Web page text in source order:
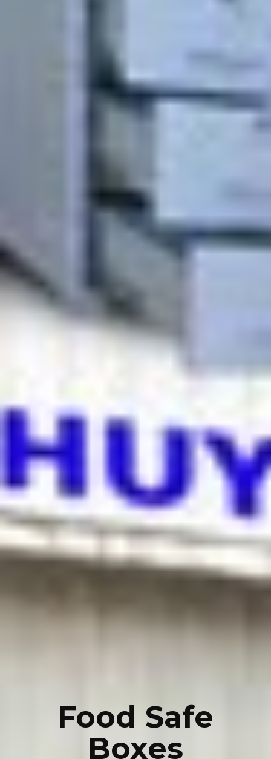
Food Safe
Boxes